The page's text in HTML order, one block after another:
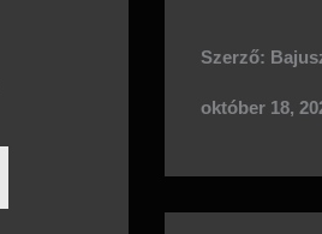
Szerző:
október 18,